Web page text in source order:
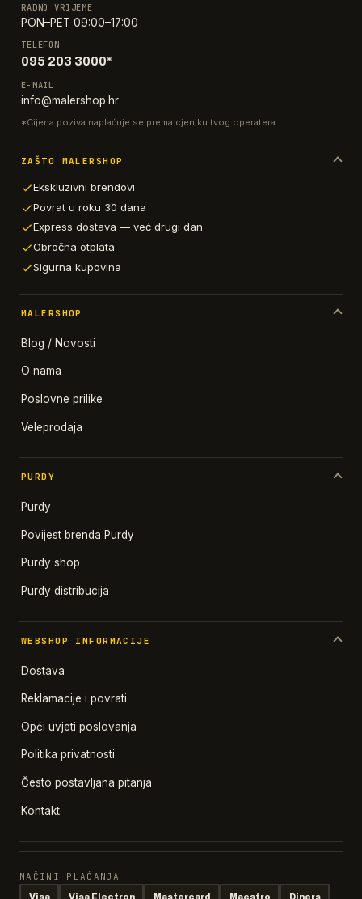
RADNO VRIJEME
PON–PET 09:00–17:00
TELEFON
095 203 3000*
E-MAIL
info@malershop.hr
*Cijena poziva naplaćuje se prema cjeniku tvog operatera.
ZAŠTO MALERSHOP
Ekskluzivni brendovi
Povrat u roku 30 dana
Express dostava — već drugi dan
Obročna otplata
Sigurna kupovina
MALERSHOP
Blog / Novosti
O nama
Poslovne prilike
Veleprodaja
PURDY
Purdy
Povijest brenda Purdy
Purdy shop
Purdy distribucija
WEBSHOP INFORMACIJE
Dostava
Reklamacije i povrati
Opći uvjeti poslovanja
Politika privatnosti
Često postavljana pitanja
Kontakt
NAČINI PLAĆANJA
Visa Visa Electron Mastercard Maestro Diners